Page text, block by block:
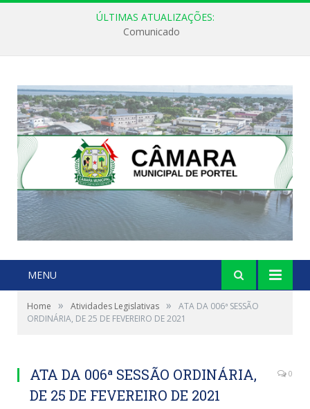
ÚLTIMAS ATUALIZAÇÕES:
Comunicado
MENU
Home » Atividades Legislativas »
ATA DA 006ª SESSÃO
ORDINÁRIA, DE 25 DE FEVEREIRO DE 2021
ATA DA 006ª SESSÃO ORDINÁRIA,
DE 25 DE FEVEREIRO DE 2021
0